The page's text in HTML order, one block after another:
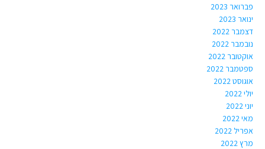
פברואר 2023
ינואר 2023
דצמבר 2022
נובמבר 2022
אוקטובר 2022
ספטמבר 2022
אוגוסט 2022
יולי 2022
יוני 2022
מאי 2022
אפריל 2022
מרץ 2022